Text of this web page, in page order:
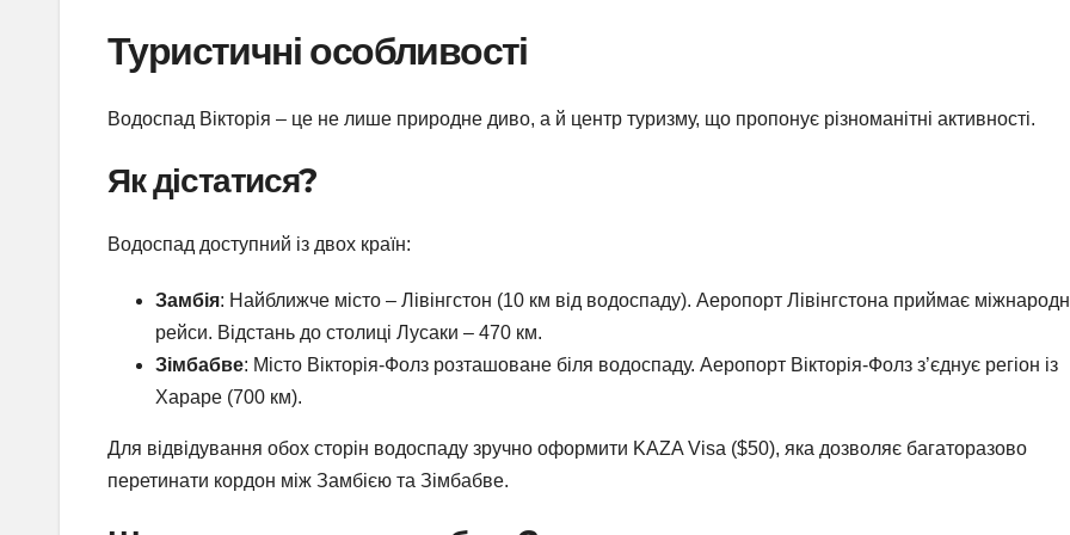
Туристичні особливості
Водоспад Вікторія – це не лише природне диво, а й центр туризму, що пропонує різноманітні активності.
Як дістатися?
Водоспад доступний із двох країн:
Замбія: Найближче місто – Лівінгстон (10 км від водоспаду). Аеропорт Лівінгстона приймає
рейси. Відстань до столиці Лусаки – 470 км.
Зімбабве: Місто Вікторія-Фолз розташоване біля водоспаду. Аеропорт Вікторія-Фолз з’єднує регіон із
Хараре (700 км).
Для відвідування обох сторін водоспаду зручно оформити KAZA Visa ($50), яка дозволяє багаторазово
перетинати кордон між Замбією та Зімбабве.